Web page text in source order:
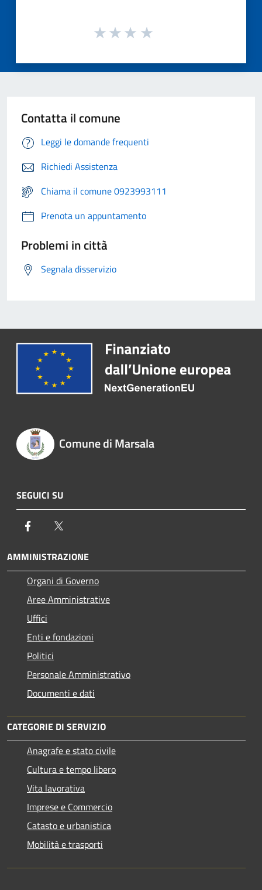
Contatta il comune
Leggi le domande frequenti
Richiedi Assistenza
Chiama il comune 0923993111
Prenota un appuntamento
Problemi in città
Segnala disservizio
Comune di Marsala
SEGUICI SU
Facebook
AMMINISTRAZIONE
Organi di Governo
Aree Amministrative
Uffici
Enti e fondazioni
Politici
Personale Amministrativo
Documenti e dati
CATEGORIE DI SERVIZIO
Anagrafe e stato civile
Cultura e tempo libero
Vita lavorativa
Imprese e Commercio
Catasto e urbanistica
Mobilità e trasporti